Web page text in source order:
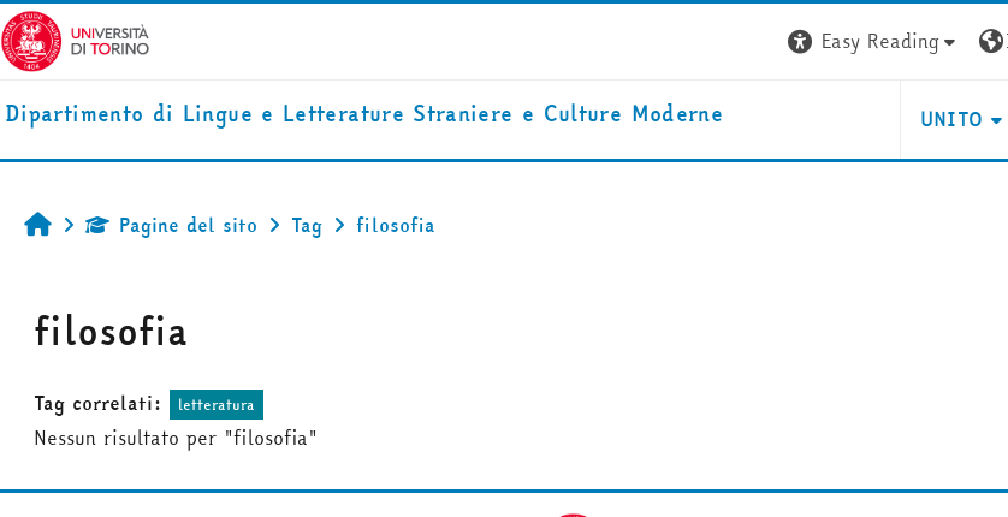
Vai al contenuto principale
Easy Reading
Dipartimento di Lingue e Letterature Straniere e Culture Moderne UNITO
HomePagine del sito Tag filosofia
filosofia
Tag correlati: letteratura
Nessun risultato per "filosofia"